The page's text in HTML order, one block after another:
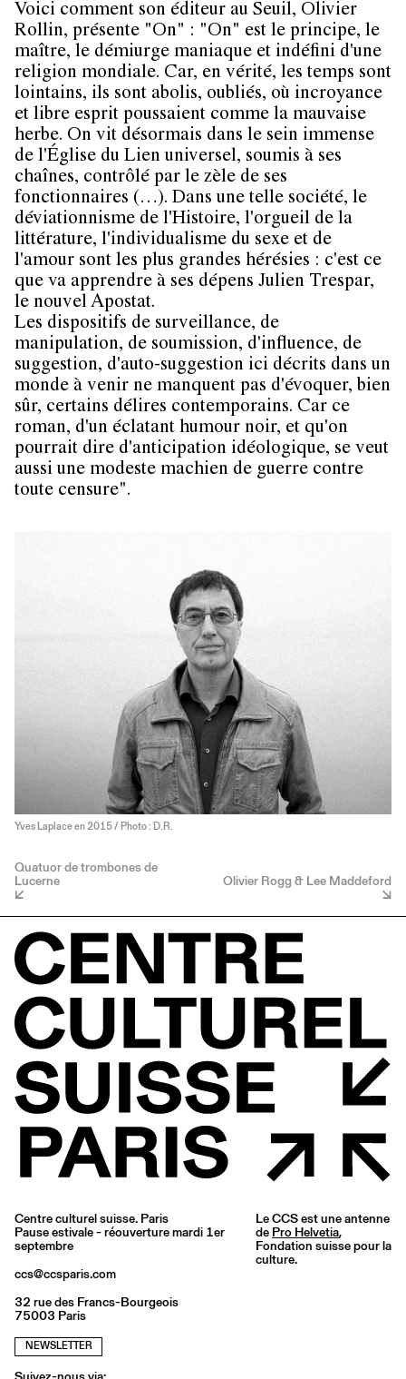
Voici comment son éditeur au Seuil, Olivier
Rollin, présente "On" : "On" est le principe, le
maître, le démiurge maniaque et indéfini d'une
religion mondiale. Car, en vérité, les temps sont
lointains, ils sont abolis, oubliés, où incroyance
et libre esprit poussaient comme la mauvaise
herbe. On vit désormais dans le sein immense
de l'Église du Lien universel, soumis à ses
chaînes, contrôlé par le zèle de ses
fonctionnaires (…). Dans une telle société, le
déviationnisme de l'Histoire, l'orgueil de la
littérature, l'individualisme du sexe et de
l'amour sont les plus grandes hérésies : c'est ce
que va apprendre à ses dépens Julien Trespar,
le nouvel Apostat.
Les dispositifs de surveillance, de
manipulation, de soumission, d'influence, de
suggestion, d'auto-suggestion ici décrits dans un
monde à venir ne manquent pas d'évoquer, bien
sûr, certains délires contemporains. Car ce
roman, d'un éclatant humour noir, et qu'on
pourrait dire d'anticipation idéologique, se veut
aussi une modeste machien de guerre contre
toute censure".
Yves Laplace en 2015 / Photo : D.R.
Quatuor de trombones de
Lucerne Olivier Rogg & Lee Maddeford
Centre culturel suisse. Paris
Pause estivale - réouverture mardi 1er
septembre
ccs@ccsparis.com
32 rue des Francs-Bourgeois
75003 Paris
NEWSLETTER
Le CCS est une antenne
de Pro Helvetia,
Fondation suisse pour la
culture.